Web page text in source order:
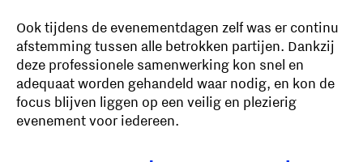
Ook tijdens de evenementdagen zelf was er continu
afstemming tussen alle betrokken partijen. Dankzij
deze professionele samenwerking kon snel en
adequaat worden gehandeld waar nodig, en kon de
focus blijven liggen op een veilig en plezierig
evenement voor iedereen.